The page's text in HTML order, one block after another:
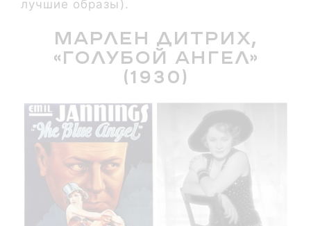
лучшие образы).
Марлен Дитрих,
«Голубой ангел»
(1930)